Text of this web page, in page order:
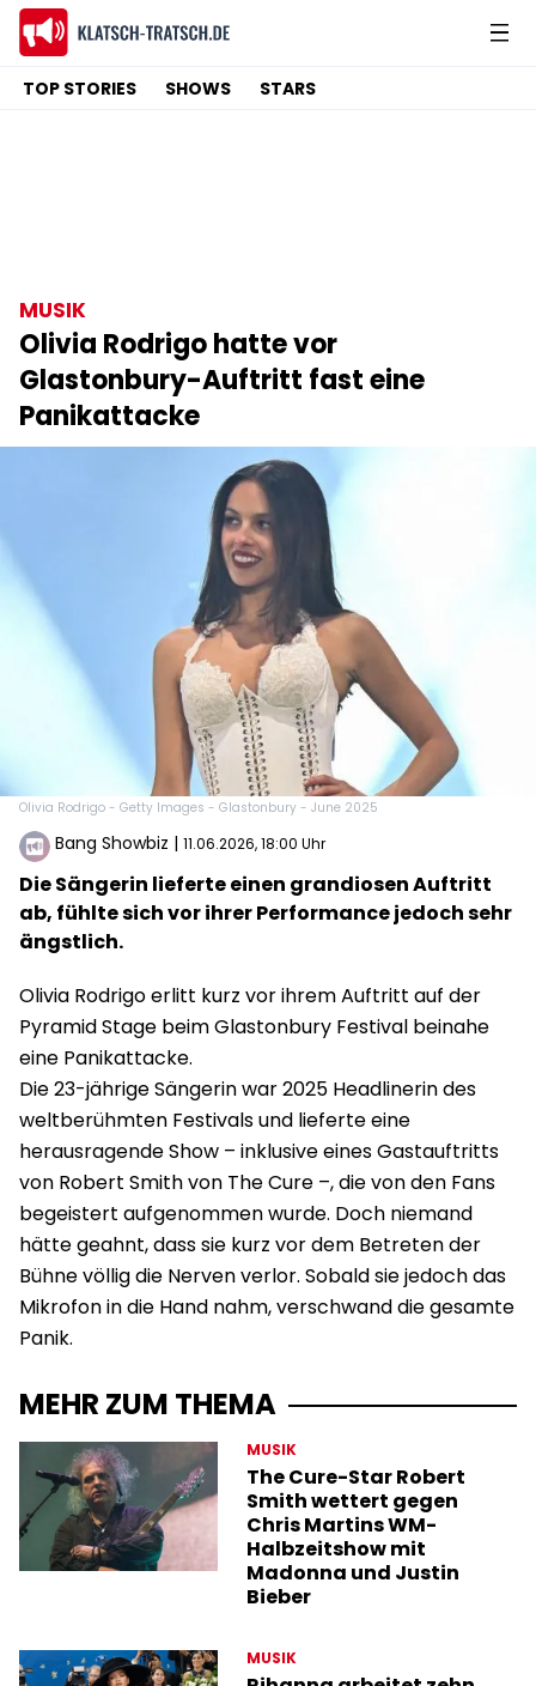
TOP STORIES SHOWS STARS
MUSIK
Olivia Rodrigo hatte vor
Glastonbury-Auftritt fast eine
Panikattacke
Olivia Rodrigo - Getty Images - Glastonbury - June 2025
Bang Showbiz | 11.06.2026, 18:00 Uhr
Die Sängerin lieferte einen grandiosen Auftritt
ab, fühlte sich vor ihrer Performance jedoch sehr
ängstlich.
Olivia Rodrigo erlitt kurz vor ihrem Auftritt auf der
Pyramid Stage beim Glastonbury Festival beinahe
eine Panikattacke.
Die 23-jährige Sängerin war 2025 Headlinerin des
weltberühmten Festivals und lieferte eine
herausragende Show – inklusive eines Gastauftritts
von Robert Smith von The Cure –, die von den Fans
begeistert aufgenommen wurde. Doch niemand
hätte geahnt, dass sie kurz vor dem Betreten der
Bühne völlig die Nerven verlor. Sobald sie jedoch das
Mikrofon in die Hand nahm, verschwand die gesamte
Panik.
MEHR ZUM THEMA
MUSIK
The Cure-Star Robert
Smith wettert gegen
Chris Martins WM-
Halbzeitshow mit
Madonna und Justin
Bieber
MUSIK